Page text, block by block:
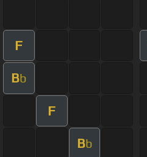
F
Bb
F
Bb